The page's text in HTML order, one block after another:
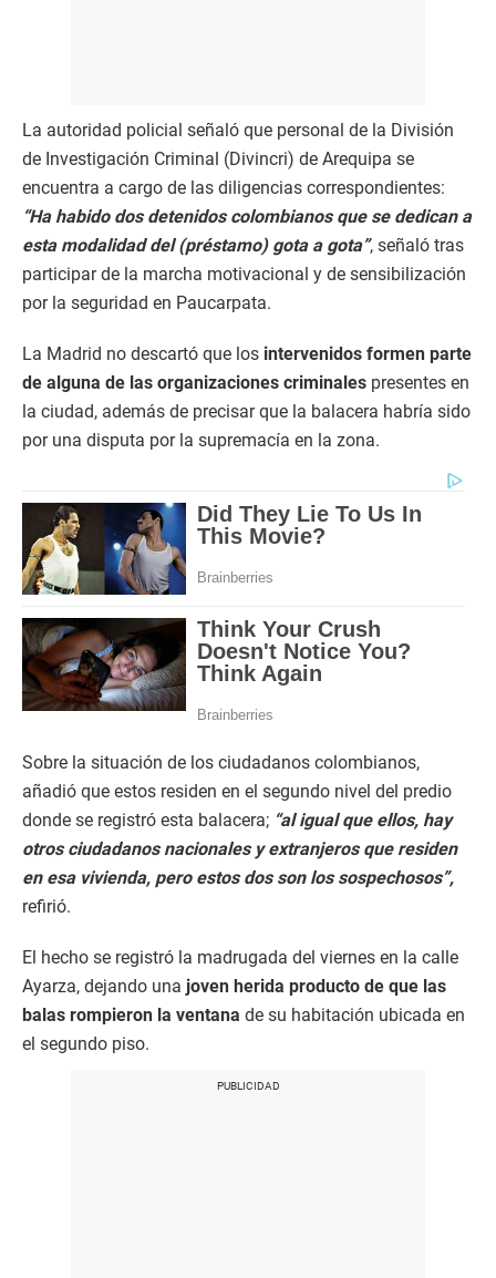
La autoridad policial señaló que personal de la División
de Investigación Criminal (Divincri) de Arequipa se
encuentra a cargo de las diligencias correspondientes:
“Ha habido dos detenidos colombianos que se dedican a
esta modalidad del (préstamo) gota a gota”, señaló tras
participar de la marcha motivacional y de sensibilización
por la seguridad en Paucarpata.
La Madrid no descartó que los intervenidos formen parte
de alguna de las organizaciones criminales presentes en
la ciudad, además de precisar que la balacera habría sido
por una disputa por la supremacía en la zona.
Sobre la situación de los ciudadanos colombianos,
añadió que estos residen en el segundo nivel del predio
donde se registró esta balacera; “al igual que ellos, hay
otros ciudadanos nacionales y extranjeros que residen
en esa vivienda, pero estos dos son los sospechosos”,
refirió.
El hecho se registró la madrugada del viernes en la calle
Ayarza, dejando una joven herida producto de que las
balas rompieron la ventana de su habitación ubicada en
el segundo piso.